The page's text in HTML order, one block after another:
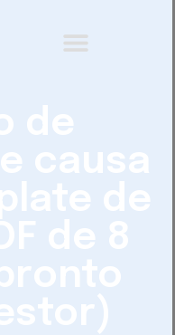
de
causa
de
de 8